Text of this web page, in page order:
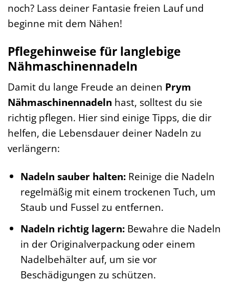
noch? Lass deiner Fantasie freien Lauf und
beginne mit dem Nähen!
Pflegehinweise für langlebige
Nähmaschinennadeln
Damit du lange Freude an deinen Prym
Nähmaschinennadeln hast, solltest du sie
richtig pflegen. Hier sind einige Tipps, die dir
helfen, die Lebensdauer deiner Nadeln zu
verlängern:
Nadeln sauber halten:Reinige die Nadeln
regelmäßig mit einem trockenen Tuch, um
Staub und Fussel zu entfernen.
Nadeln richtig lagern:Bewahre die Nadeln
in der Originalverpackung oder einem
Nadelbehälter auf, um sie vor
Beschädigungen zu schützen.